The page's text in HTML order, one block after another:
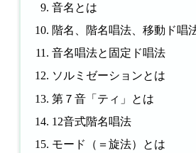
音名とは
階名、階名唱法、移動ド唱
音名唱法と固定ド唱法
ソルミゼーションとは
第７音「ティ」とは
12音式階名唱法
モード（＝旋法）とは